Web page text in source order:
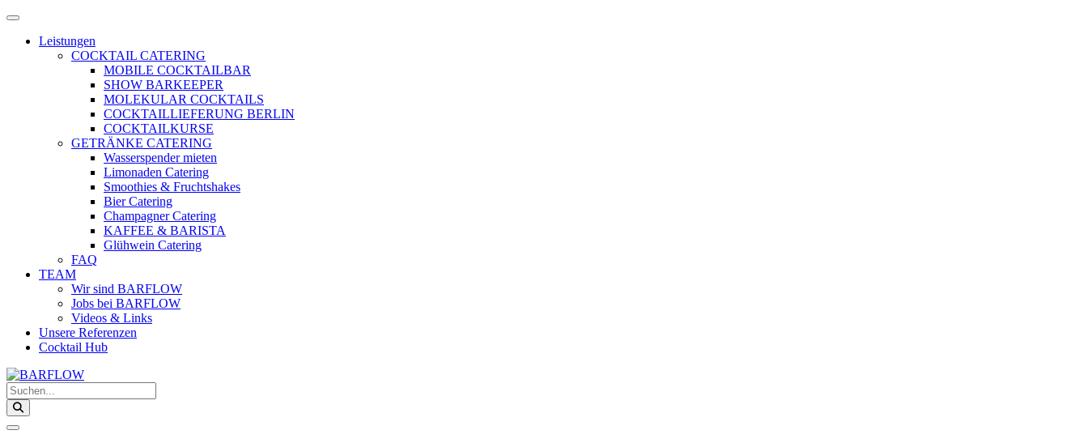
Zum
springen
Menü
öffnenLeistungen
COCKTAIL CATERING
MOBILE COCKTAILBAR
SHOW BARKEEPER
MOLEKULAR COCKTAILS
COCKTAILLIEFERUNG BERLIN
COCKTAILKURSE
GETRÄNKE CATERING
Wasserspender mieten
Limonaden Catering
Smoothies & Fruchtshakes
Bier Catering
Champagner Catering
KAFFEE & BARISTA
Glühwein Catering
FAQ
TEAM
Wir sind BARFLOW
Jobs bei BARFLOW
Videos & Links
Unsere Referenzen
Cocktail Hub
Suchen...